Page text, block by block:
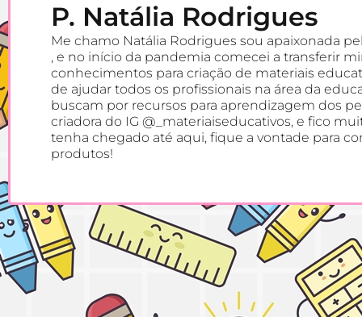
P. Natália Rodrigues
Me chamo Natália Rodrigues sou apaixonada
, e no início da pandemia comecei a transferir
conhecimentos para criação de materiais
de ajudar todos os profissionais na área da
buscam por recursos para aprendizagem dos
criadora do IG @_materiaiseducativos, e fico
tenha chegado até aqui, fique a vontade para
produtos!